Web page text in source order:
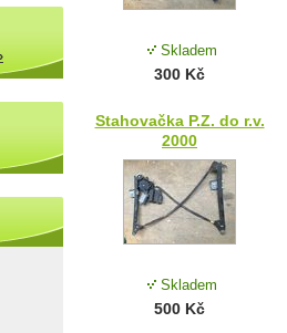
Skladem
300 Kč
Stahovačka P.Z. do r.v.
2000
Skladem
500 Kč